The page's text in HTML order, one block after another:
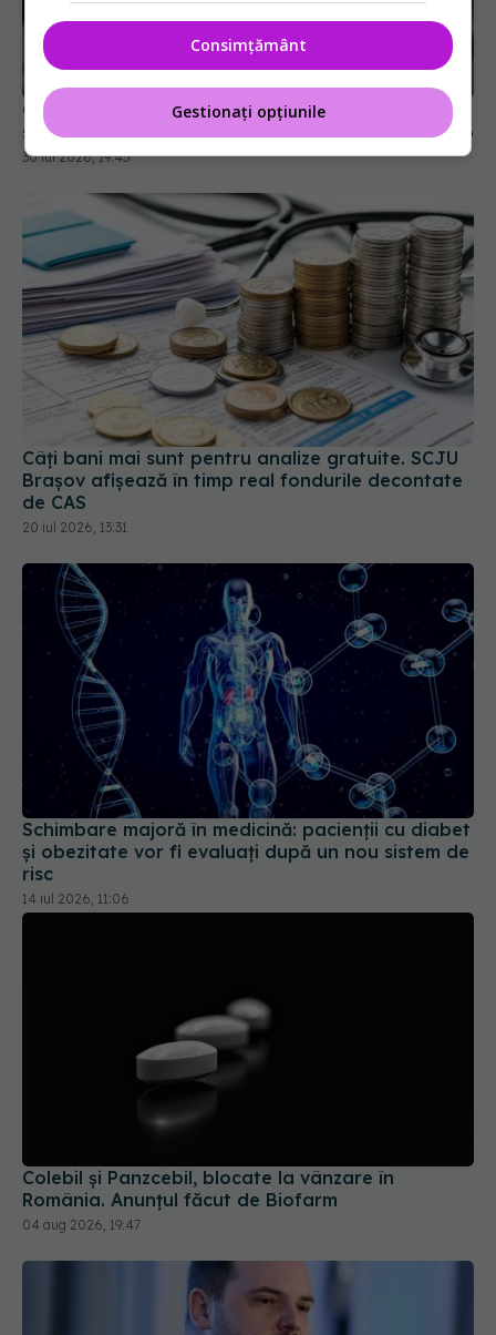
CNAS propune reforma Contractului-cadru. Ce se
schimbă pentru pacienți, medici și spitale din 2026
30 iul 2026, 19:45
Câți bani mai sunt pentru analize gratuite. SCJU
Brașov afișează în timp real fondurile decontate
de CAS
20 iul 2026, 13:31
Schimbare majoră în medicină: pacienții cu diabet
și obezitate vor fi evaluați după un nou sistem de
risc
14 iul 2026, 11:06
Colebil și Panzcebil, blocate la vânzare în
România. Anunțul făcut de Biofarm
04 aug 2026, 19:47
Consimțământ
Gestionați opțiunile